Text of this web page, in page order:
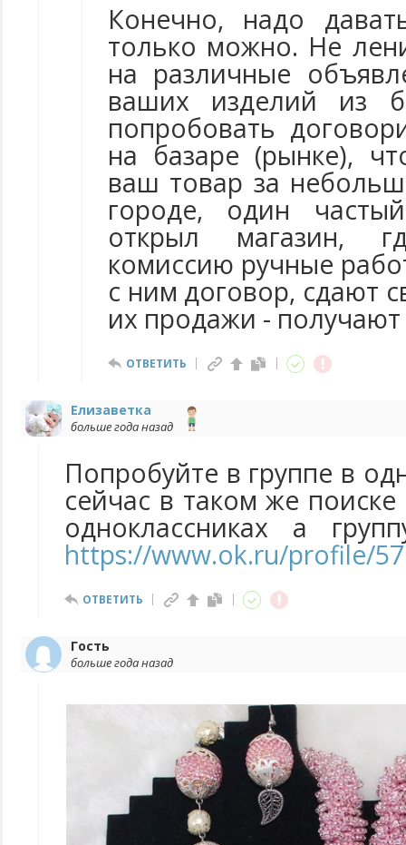
Конечно, надо
только можно. Не
на различные
ваших изделий из
попробовать
на базаре (рынке),
ваш товар за
городе, один
открыл магазин,
комиссию ручные
с ним договор, сдают
их продажи - получают
ОТВЕТИТЬ
Елизаветка
больше года назад
Попробуйте в группе в
сейчас в таком же
одноклассниках а
https://www.ok.ru/profile/
ОТВЕТИТЬ
Гость
больше года назад